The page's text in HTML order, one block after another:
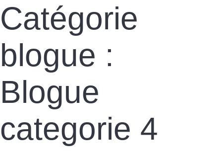
Catégorie
blogue :
Blogue
categorie 4